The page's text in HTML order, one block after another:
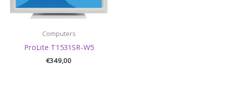
Computers
ProLite T1531SR-W5
€349,00